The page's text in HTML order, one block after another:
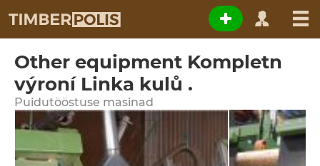
Other equipment Kompletn
výroní Linka kulů .
Puidutööstuse masinad